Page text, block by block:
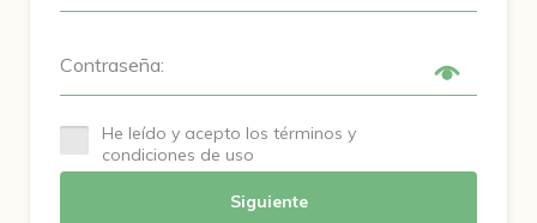
Contraseña:
He leído y acepto los términos y
condiciones de uso
Siguiente